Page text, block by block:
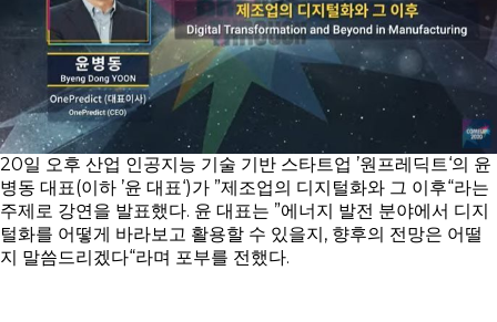
20일 오후 산업 인공지능 기술 기반 스타트업 ’원프레딕트‘의 윤
병동 대표(이하 ’윤 대표‘)가 ”제조업의 디지털화와 그 이후“라는
주제로 강연을 발표했다. 윤 대표는 ”에너지 발전 분야에서 디지
털화를 어떻게 바라보고 활용할 수 있을지, 향후의 전망은 어떨
지 말씀드리겠다“라며 포부를 전했다.